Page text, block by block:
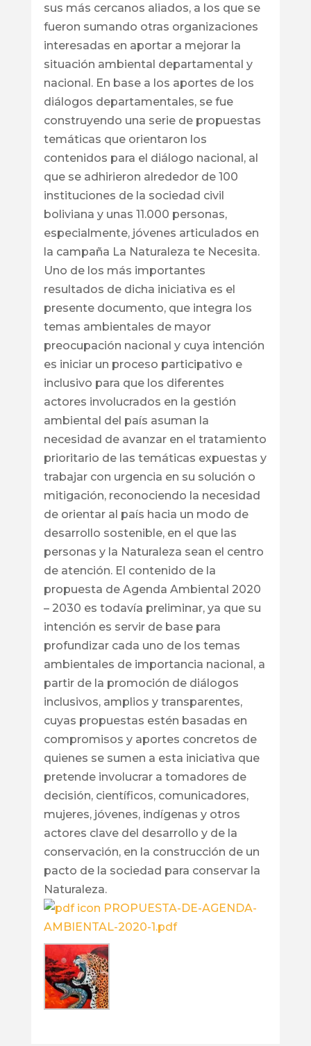
sus más cercanos aliados, a los que se
fueron sumando otras organizaciones
interesadas en aportar a mejorar la
situación ambiental departamental y
nacional. En base a los aportes de los
diálogos departamentales, se fue
construyendo una serie de propuestas
temáticas que orientaron los
contenidos para el diálogo nacional, al
que se adhirieron alrededor de 100
instituciones de la sociedad civil
boliviana y unas 11.000 personas,
especialmente, jóvenes articulados en
la campaña La Naturaleza te Necesita.
Uno de los más importantes
resultados de dicha iniciativa es el
presente documento, que integra los
temas ambientales de mayor
preocupación nacional y cuya intención
es iniciar un proceso participativo e
inclusivo para que los diferentes
actores involucrados en la gestión
ambiental del país asuman la
necesidad de avanzar en el tratamiento
prioritario de las temáticas expuestas y
trabajar con urgencia en su solución o
mitigación, reconociendo la necesidad
de orientar al país hacia un modo de
desarrollo sostenible, en el que las
personas y la Naturaleza sean el centro
de atención. El contenido de la
propuesta de Agenda Ambiental 2020
– 2030 es todavía preliminar, ya que su
intención es servir de base para
profundizar cada uno de los temas
ambientales de importancia nacional, a
partir de la promoción de diálogos
inclusivos, amplios y transparentes,
cuyas propuestas estén basadas en
compromisos y aportes concretos de
quienes se sumen a esta iniciativa que
pretende involucrar a tomadores de
decisión, científicos, comunicadores,
mujeres, jóvenes, indígenas y otros
actores clave del desarrollo y de la
conservación, en la construcción de un
pacto de la sociedad para conservar la
Naturaleza.
PROPUESTA-DE-AGENDA-
AMBIENTAL-2020-1.pdf